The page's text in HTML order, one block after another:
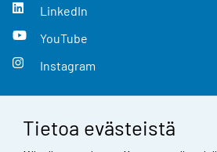
Tietoa evästeistä
LinkedIn
YouTube
Instagram
Yhteystiedot